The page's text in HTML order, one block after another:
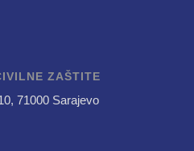
ZAŠTITE
71000 Sarajevo